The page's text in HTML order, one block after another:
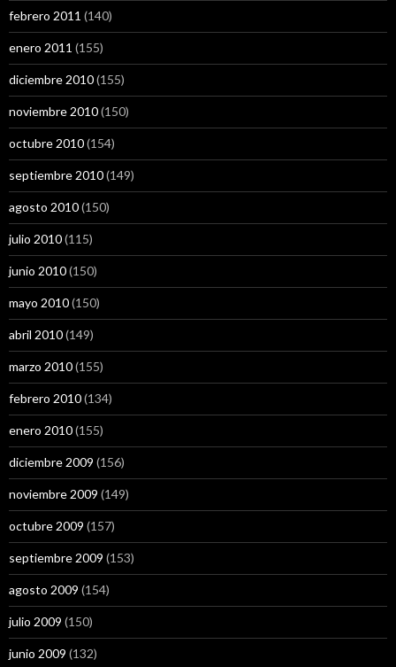
febrero 2011 (140)
enero 2011 (155)
diciembre 2010(155)
noviembre 2010(150)
octubre 2010(154)
septiembre 2010(149)
agosto 2010(150)
julio 2010(115)
junio 2010(150)
mayo 2010(150)
abril 2010(149)
marzo 2010(155)
febrero 2010(134)
enero 2010(155)
diciembre 2009 (156)
noviembre 2009 (149)
octubre 2009 (157)
septiembre 2009 (153)
agosto 2009 (154)
julio 2009 (150)
junio 2009 (132)